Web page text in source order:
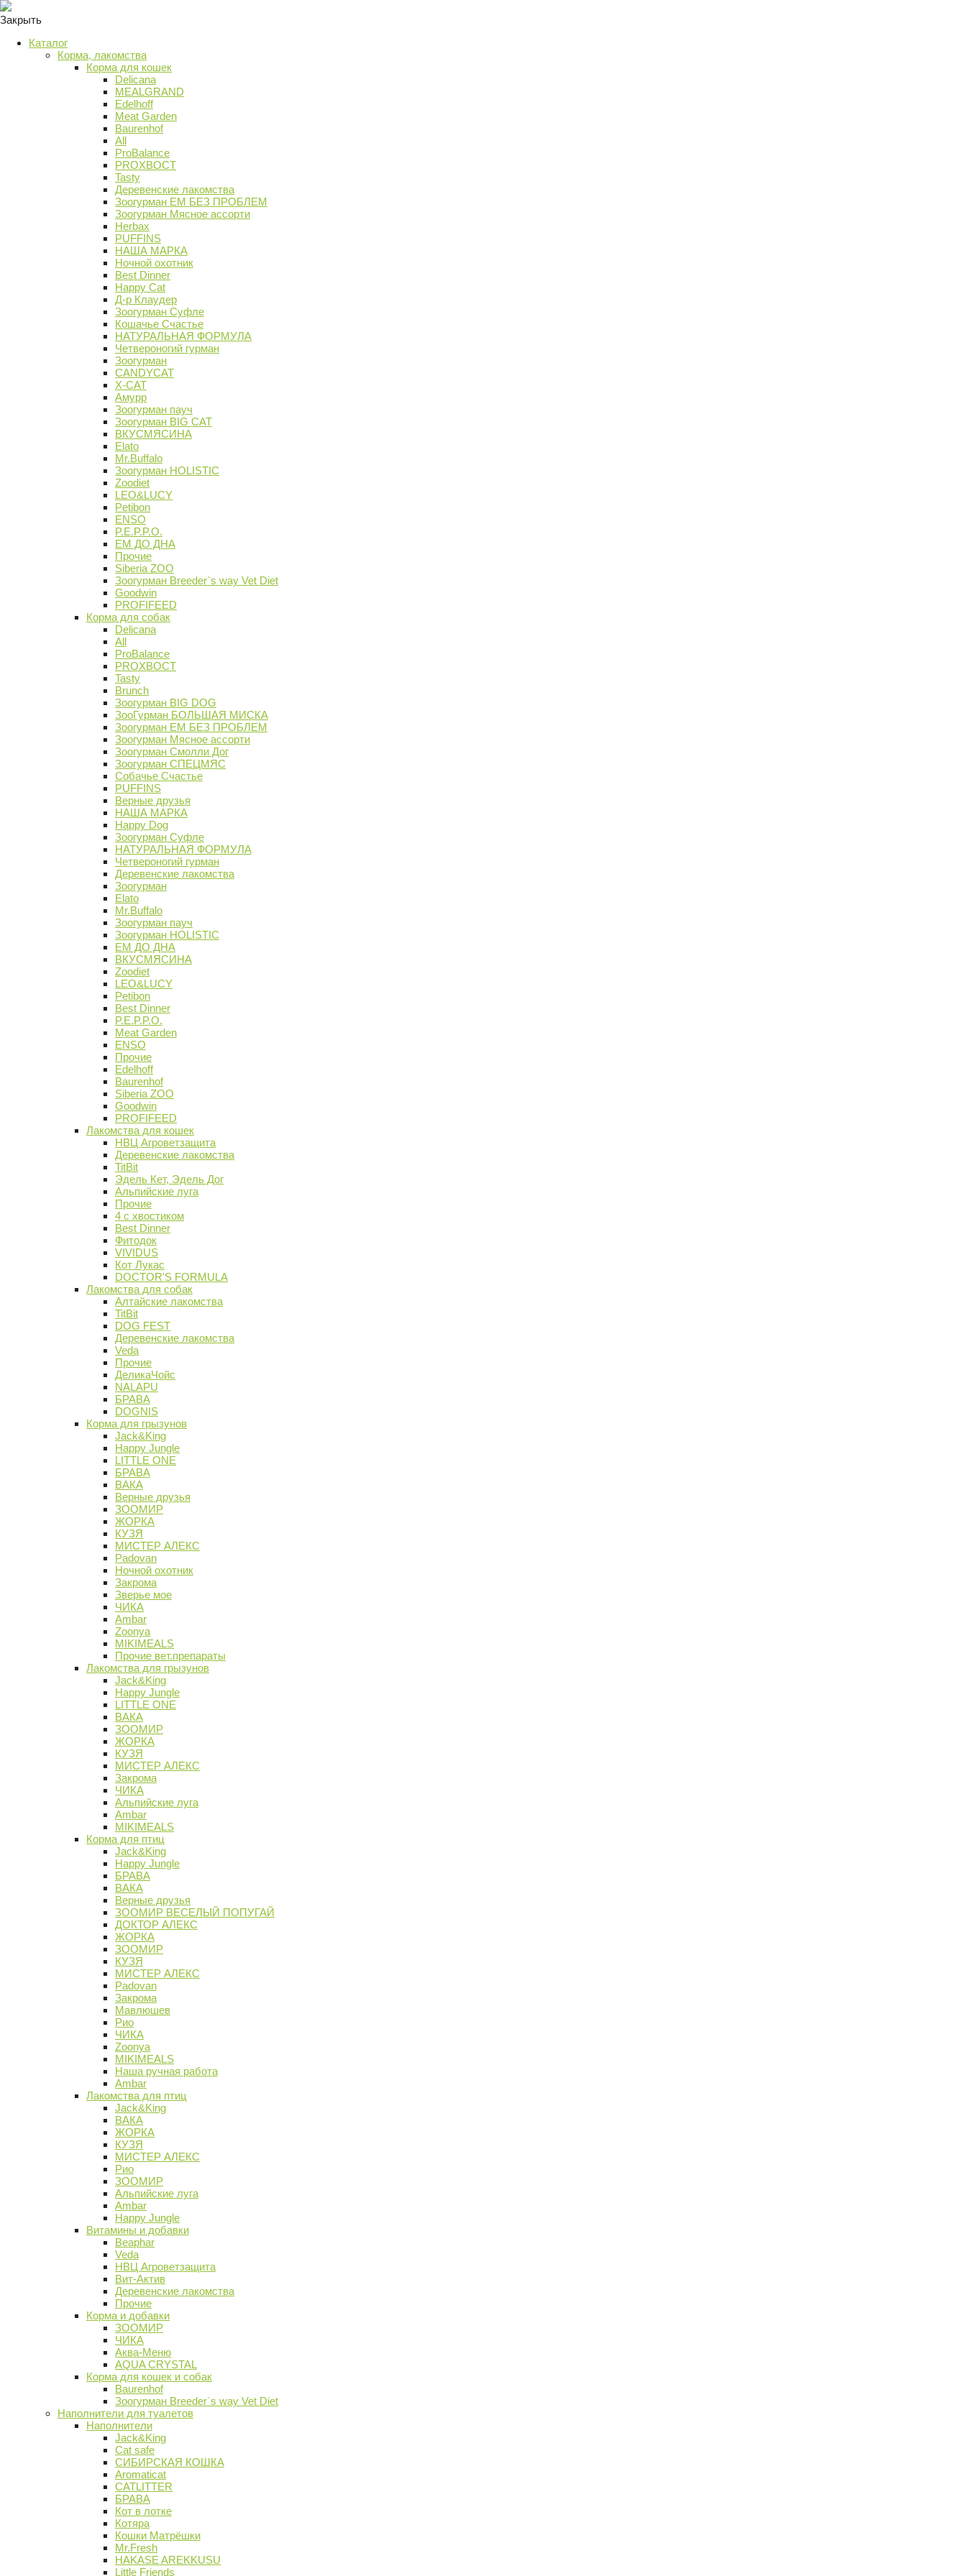
Закрыть
Каталог
Корма, лакомства
Корма для кошек
Delicana
MEALGRAND
Edelhoff
Meat Garden
Baurenhof
All
ProBalance
PROХВОСТ
Tasty
Деревенские лакомства
Зоогурман ЕМ БЕЗ ПРОБЛЕМ
Зоогурман Мясное ассорти
Herbax
PUFFINS
НАША МАРКА
Ночной охотник
Best Dinner
Happy Cat
Д-р Клаудер
Зоогурман Суфле
Кошачье Счастье
НАТУРАЛЬНАЯ ФОРМУЛА
Четвероногий гурман
Зоогурман
CANDYCAT
X-CAT
Амурр
Зоогурман пауч
Зоогурман BIG CAT
ВКУСМЯСИНА
Elato
Mr.Buffalo
Зоогурман HOLISTIC
Zoodiet
LEO&LUCY
Petibon
ENSO
P.E.P.P.O.
ЕМ ДО ДНА
Прочие
Siberia ZOO
Зоогурман Breeder`s way Vet Diet
Goodwin
PROFIFEED
Корма для собак
Delicana
All
ProBalance
PROХВОСТ
Tasty
Brunch
Зоогурман BIG DOG
ЗооГурман БОЛЬШАЯ МИСКА
Зоогурман ЕМ БЕЗ ПРОБЛЕМ
Зоогурман Мясное ассорти
Зоогурман Смолли Дог
Зоогурман СПЕЦМЯС
Собачье Счастье
PUFFINS
Верные друзья
НАША МАРКА
Happy Dog
Зоогурман Суфле
НАТУРАЛЬНАЯ ФОРМУЛА
Четвероногий гурман
Деревенские лакомства
Зоогурман
Elato
Mr.Buffalo
Зоогурман пауч
Зоогурман HOLISTIC
ЕМ ДО ДНА
ВКУСМЯСИНА
Zoodiet
LEO&LUCY
Petibon
Best Dinner
P.E.P.P.O.
Meat Garden
ENSO
Прочие
Edelhoff
Baurenhof
Siberia ZOO
Goodwin
PROFIFEED
Лакомства для кошек
НВЦ Агроветзащита
Деревенские лакомства
TitBit
Эдель Кет, Эдель Дог
Альпийские луга
Прочие
4 с хвостиком
Best Dinner
Фитодок
VIVIDUS
Кот Лукас
DOCTOR'S FORMULA
Лакомства для собак
Алтайские лакомства
TitBit
DOG FEST
Деревенские лакомства
Veda
Прочие
ДеликаЧойс
NALAPU
БРАВА
DOGNIS
Корма для грызунов
Jack&King
Happy Jungle
LITTLE ONE
БРАВА
ВАКА
Верные друзья
ЗООМИР
ЖОРКА
КУЗЯ
МИСТЕР АЛЕКС
Padovan
Ночной охотник
Закрома
Зверье мое
ЧИКА
Ambar
Zoonya
MIKIMEALS
Прочие вет.препараты
Лакомства для грызунов
Jack&King
Happy Jungle
LITTLE ONE
ВАКА
ЗООМИР
ЖОРКА
КУЗЯ
МИСТЕР АЛЕКС
Закрома
ЧИКА
Альпийские луга
Ambar
MIKIMEALS
Корма для птиц
Jack&King
Happy Jungle
БРАВА
ВАКА
Верные друзья
ЗООМИР ВЕСЕЛЫЙ ПОПУГАЙ
ДОКТОР АЛЕКС
ЖОРКА
ЗООМИР
КУЗЯ
МИСТЕР АЛЕКС
Padovan
Закрома
Мавлюшев
Рио
ЧИКА
Zoonya
MIKIMEALS
Наша ручная работа
Ambar
Лакомства для птиц
Jack&King
ВАКА
ЖОРКА
КУЗЯ
МИСТЕР АЛЕКС
Рио
ЗООМИР
Альпийские луга
Ambar
Happy Jungle
Витамины и добавки
Beaphar
Veda
НВЦ Агроветзащита
Вит-Актив
Деревенские лакомства
Прочие
Корма и добавки
ЗООМИР
ЧИКА
Аква-Меню
AQUA CRYSTAL
Корма для кошек и собак
Baurenhof
Зоогурман Breeder`s way Vet Diet
Наполнители для туалетов
Наполнители
Jack&King
Cat safe
СИБИРСКАЯ КОШКА
Aromaticat
CATLITTER
БРАВА
Кот в лотке
Котяра
Кошки Матрёшки
Mr.Fresh
HAKASE AREKKUSU
Little Friends